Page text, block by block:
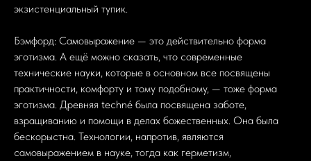
экзистенциальный тупик.
Бэмфорд: Самовыражение — это действительно форма
эготизма. А ещё можно сказать, что современные
технические науки, которые в основном все посвящены
практичности, комфорту и тому подобному, — тоже форма
эготизма. Древняя techné была посвящена заботе,
взращиванию и помощи в делах божественных. Она была
бескорыстна. Технологии, напротив, являются
самовыражением в науке, тогда как герметизм,